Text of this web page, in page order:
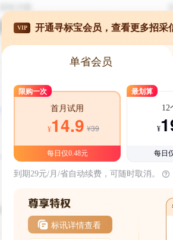
VIP 开通寻标宝会员，查看更多招采
单省会员
限购一次
首月试用
¥14.9 ¥39
每日仅0.48元
最划算
12
¥
每日
到期29元/月/省自动续费，可随时取消。
标讯详情查看